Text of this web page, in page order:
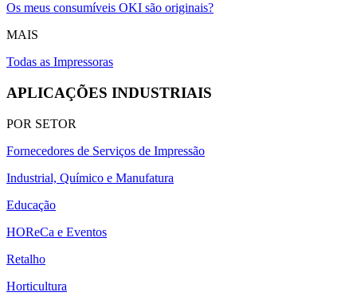
Os meus consumíveis OKI são originais?
MAIS
Todas as Impressoras
APLICAÇÕES INDUSTRIAIS
POR SETOR
Fornecedores de Serviços de Impressão
Industrial, Químico e Manufatura
Educação
HOReCa e Eventos
Retalho
Horticultura